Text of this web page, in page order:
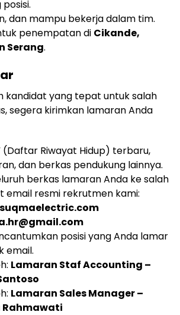
dan mampu bekerja dalam tim.
penempatan di Cikande,
Serang.
kandidat yang tepat untuk salah
segera kirimkan lamaran Anda
(Daftar Riwayat Hidup) terbaru,
dan berkas pendukung lainnya.
berkas lamaran Anda ke salah
email resmi rekrutmen kami:
posisi yang Anda lamar
email.
Lamaran Staf Accounting –
Lamaran Sales Manager –
Rahmawati